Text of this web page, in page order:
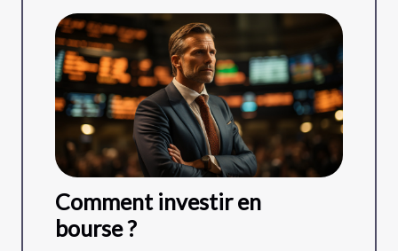
Comment investir en
bourse ?